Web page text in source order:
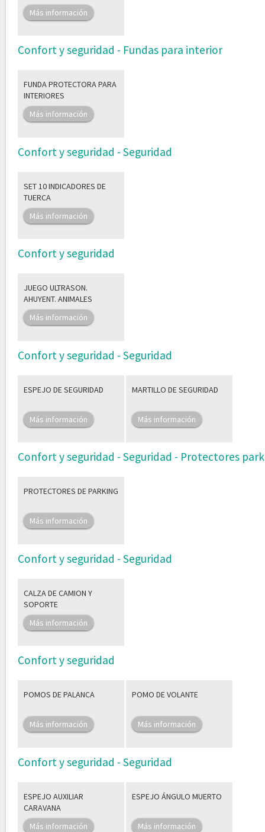
Más información
Confort y seguridad - Fundas para interior
FUNDA PROTECTORA PARA
INTERIORES
Más información
Confort y seguridad - Seguridad
SET 10 INDICADORES DE
TUERCA
Más información
Confort y seguridad
JUEGO ULTRASON.
AHUYENT. ANIMALES
Más información
Confort y seguridad - Seguridad
ESPEJO DE SEGURIDAD
Más información
MARTILLO DE SEGURIDAD
Más información
Confort y seguridad - Seguridad - Protectores
PROTECTORES DE PARKING
Más información
Confort y seguridad - Seguridad
CALZA DE CAMION Y
SOPORTE
Más información
Confort y seguridad
POMOS DE PALANCA
Más información
POMO DE VOLANTE
Más información
Confort y seguridad - Seguridad
ESPEJO AUXILIAR
CARAVANA
Más información
ESPEJO ÁNGULO MUERTO
Más información